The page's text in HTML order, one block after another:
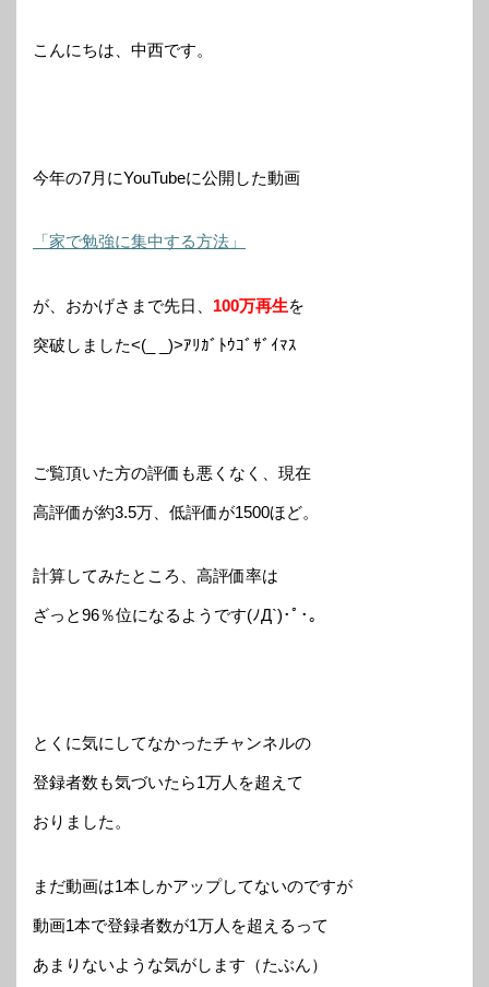
こんにちは、中西です。
今年の7月にYouTubeに公開した動画
「家で勉強に集中する方法」
が、おかげさまで先日、 100万再生を
突破しました<(_ _)>ｱﾘｶﾞﾄｳｺﾞｻﾞｲﾏｽ
ご覧頂いた方の評価も悪くなく、現在
高評価が約3.5万、低評価が1500ほど。
計算してみたところ、高評価率は
ざっと96％位になるようです(ﾉД`)･ﾟ･｡
とくに気にしてなかったチャンネルの
登録者数も気づいたら1万人を超えて
おりました。
まだ動画は1本しかアップしてないのですが
動画1本で登録者数が1万人を超えるって
あまりないような気がします（たぶん）